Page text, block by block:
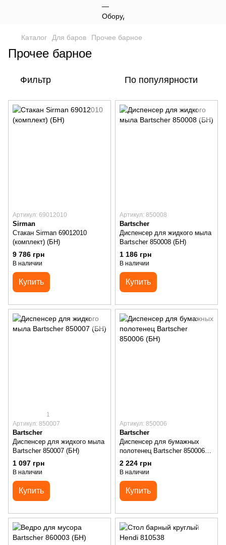
Каталог Для баров Прочее барное
Прочее барное
Фильтр По популярности
Артикул: 69012010
Sirman
Стакан Sirman 69012010
(комплект) (БН)
9 786 грн
В наличии
Купить
Артикул: 850008
Bartscher
Диспенсер для жидкого мыла
Bartscher 850008 (БН)
1 186 грн
В наличии
Купить
1
Артикул: 850007
Bartscher
Диспенсер для жидкого мыла
Bartscher 850007 (БН)
1 097 грн
В наличии
Купить
Артикул: 850006
Bartscher
Диспенсер для бумажных
полотенец Bartscher 850006
(БН)
2 224 грн
В наличии
Купить